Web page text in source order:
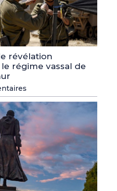
révélation
régime vassal de